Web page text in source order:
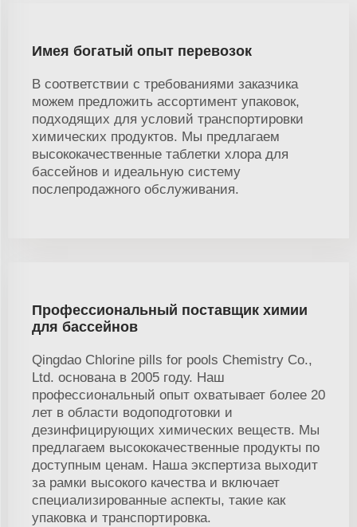
Имея богатый опыт перевозок
В соответствии с требованиями заказчика
можем предложить ассортимент упаковок,
подходящих для условий транспортировки
химических продуктов. Мы предлагаем
высококачественные таблетки хлора для
бассейнов и идеальную систему
послепродажного обслуживания.
Профессиональный поставщик химии
для бассейнов
Qingdao Chlorine pills for pools Chemistry Co.,
Ltd. основана в 2005 году. Наш
профессиональный опыт охватывает более 20
лет в области водоподготовки и
дезинфицирующих химических веществ. Мы
предлагаем высококачественные продукты по
доступным ценам. Наша экспертиза выходит
за рамки высокого качества и включает
специализированные аспекты, такие как
упаковка и транспортировка.